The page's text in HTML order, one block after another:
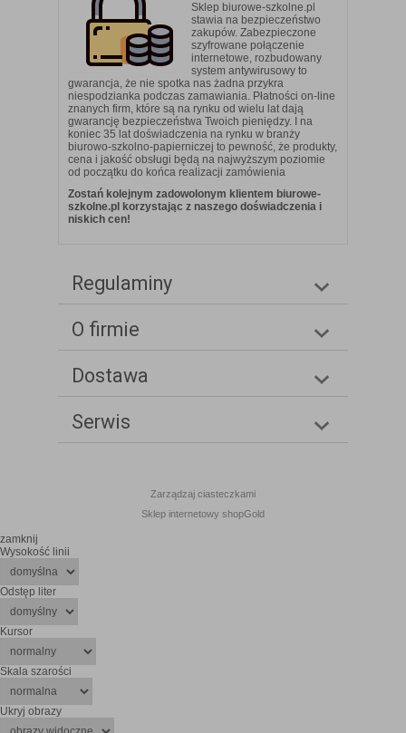
Sklep biurowe-szkolne.pl
stawia na bezpieczeństwo
zakupów. Zabezpieczone
szyfrowane połączenie
internetowe, rozbudowany
system antywirusowy to
gwarancja, że nie spotka nas żadna przykra
niespodzianka podczas zamawiania. Płatności on-line
znanych firm, które są na rynku od wielu lat dają
gwarancję bezpieczeństwa Twoich pieniędzy. I na
koniec 35 lat doświadczenia na rynku w branży
biurowo-szkolno-papierniczej to pewność, że produkty,
cena i jakość obsługi będą na najwyższym poziomie
od początku do końca realizacji zamówienia
Zostań kolejnym zadowolonym klientem biurowe-
szkolne.pl korzystając z naszego doświadczenia i
niskich cen!
Regulaminy
O firmie
Dostawa
Serwis
Zarządzaj ciasteczkami
Sklep internetowy shopGold
zamknij
Wysokość linii
Odstęp liter
Kursor
Skala szarości
Ukryj obrazy